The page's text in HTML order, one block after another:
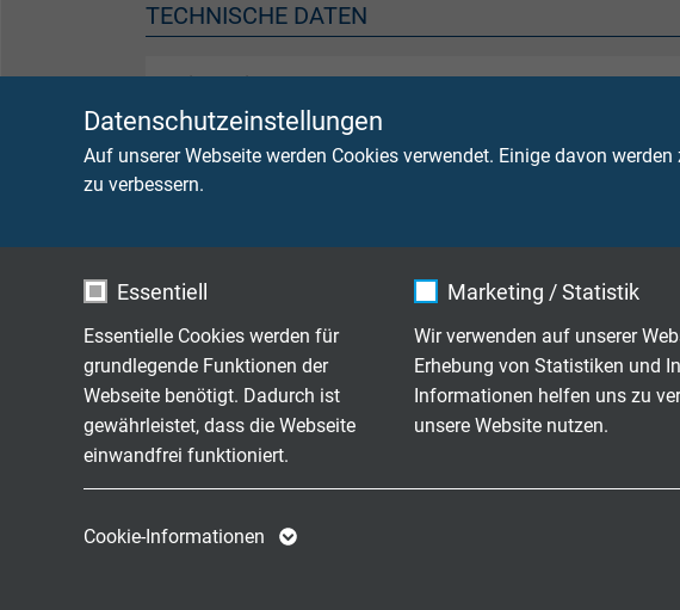
Datenschutzeinstellungen
Auf unserer Webseite werden Cookies verwendet. Einige davon
zu verbessern.
Essentiell
Essentielle Cookies werden für
grundlegende Funktionen der
Webseite benötigt. Dadurch ist
gewährleistet, dass die Webseite
einwandfrei funktioniert.
Marketing / Statistik
Wir verwenden auf unserer
Erhebung von Statistiken und
Informationen helfen uns zu
unsere Website nutzen.
Cookie-Informationen
TECHNISCHE DATEN
Betriebsspitzenspannung
< 0,25 mm² = max. 350
Flammausbreitung
UV-, Ozon- und Wetterbeständigkeit gut
Mykologische Beständigkeit gut
Prüfspannung
Ader/Ader 1500 V